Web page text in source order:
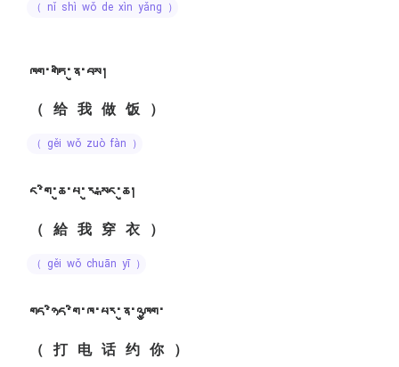
（ nǐ shì wǒ de xìn yǎng ）
ཁག་གཏི་ནུ་བས།
（给我做饭）
（ gěi wǒ zuò fàn ）
ང་གི་ཆུ་པ་རུ་སྒང་ཆུ།
（給我穿衣）
（ gěi wǒ chuān yī ）
གད་ཉིད་གི་ཁ་པར་ནུ་འཁྱུག་
（打电话约你）